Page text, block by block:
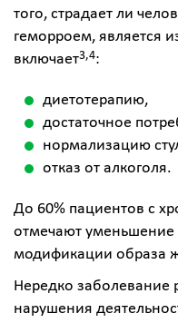
того, страдает ли
геморроем, является
включает3,4:
диетотерапию,
достаточное
нормализацию
отказ от алкоголя.
До 60% пациентов с
отмечают уменьшение
модификации образа
Нередко заболевание
нарушения